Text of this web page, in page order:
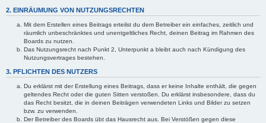
2. EINRÄUMUNG VON NUTZUNGSRECHTEN
Mit dem Erstellen eines Beitrags erteilst du dem Betreiber ein einfaches, zeitlich und
räumlich unbeschränktes und unentgeltliches Recht, deinen Beitrag im Rahmen des
Boards zu nutzen.
Das Nutzungsrecht nach Punkt 2, Unterpunkt a bleibt auch nach Kündigung des
Nutzungsvertrages bestehen.
3. PFLICHTEN DES NUTZERS
Du erklärst mit der Erstellung eines Beitrags, dass er keine Inhalte enthält, die gegen
geltendes Recht oder die guten Sitten verstoßen. Du erklärst insbesondere, dass du
das Recht besitzt, die in deinen Beiträgen verwendeten Links und Bilder zu setzen
bzw. zu verwenden.
Der Betreiber des Boards übt das Hausrecht aus. Bei Verstößen gegen diese